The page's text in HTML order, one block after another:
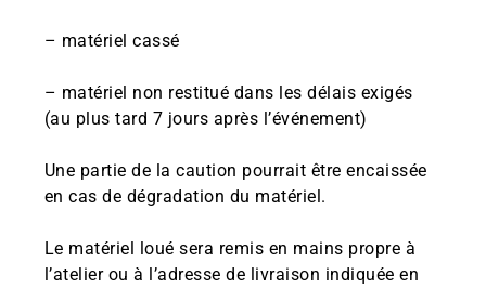
– matériel cassé
– matériel non restitué dans les délais exigés
(au plus tard 7 jours après l’événement)
Une partie de la caution pourrait être encaissée
en cas de dégradation du matériel.
Le matériel loué sera remis en mains propre à
l’atelier ou à l’adresse de livraison indiquée en